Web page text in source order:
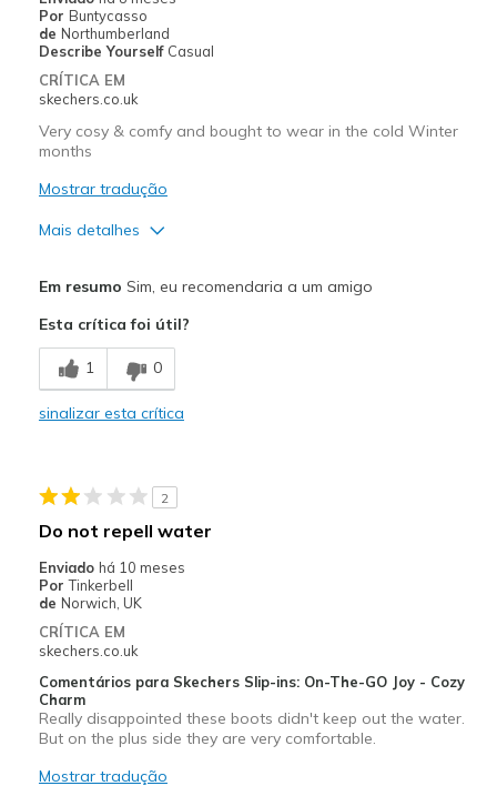
Por Buntycasso
de Northumberland
Describe Yourself Casual
CRÍTICA EM
skechers.co.uk
Very cosy & comfy and bought to wear in the cold Winter
months
Mostrar tradução
Mais detalhes
Breathe Well
Comfortable
Going Out
Travel
Width
Feels true to width
Sizing
Feels true to size
View On Shoes
Shoes are for Wearing
Em resumo Sim, eu recomendaria a um amigo
Esta crítica foi útil?
1 0
sinalizar esta crítica
2
Do not repell water
Enviado há 10 meses
Por Tinkerbell
de Norwich, UK
CRÍTICA EM
skechers.co.uk
Comentários para Skechers Slip-ins: On-The-GO Joy - Cozy
Charm
Really disappointed these boots didn't keep out the water.
But on the plus side they are very comfortable.
Mostrar tradução